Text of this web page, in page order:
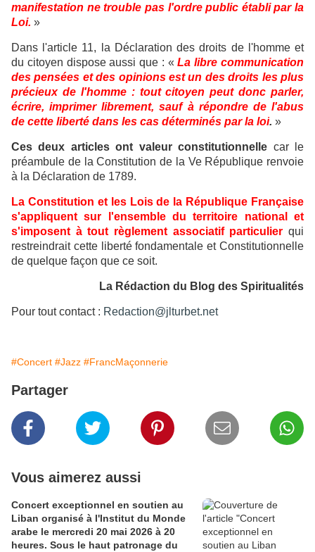
manifestation ne trouble pas l'ordre public établi par la
Loi. »
Dans l'article 11, la Déclaration des droits de l'homme et
du citoyen dispose aussi que : «La libre communication
des pensées et des opinions est un des droits les plus
précieux de l'homme : tout citoyen peut donc parler,
écrire, imprimer librement, sauf à répondre de l'abus
de cette liberté dans les cas déterminés par la loi. »
Ces deux articles ont valeur constitutionnelle car le
préambule de la Constitution de la Ve République renvoie
à la Déclaration de 1789.
La Constitution et les Lois de la République Française
s'appliquent sur l'ensemble du territoire national et
s'imposent à tout règlement associatif particulier qui
restreindrait cette liberté fondamentale et Constitutionnelle
de quelque façon que ce soit.
La Rédaction du Blog des Spiritualités
Pour tout contact : Redaction@jlturbet.net
#Concert #Jazz #FrancMaçonnerie
Partager
Vous aimerez aussi
Concert exceptionnel en soutien au
Liban organisé à l'Institut du Monde
arabe le mercredi 20 mai 2026 à 20
heures. Sous le haut patronage du